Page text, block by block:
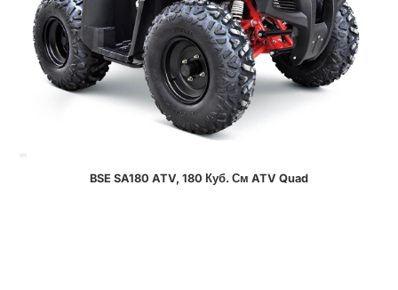
BSE SA180 ATV, 180 Куб. См ATV Quad